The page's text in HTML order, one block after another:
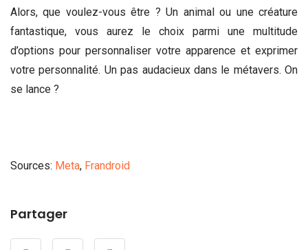
Alors, que voulez-vous être ? Un animal ou une créature
fantastique, vous aurez le choix parmi une multitude
d’options pour personnaliser votre apparence et exprimer
votre personnalité. Un pas audacieux dans le métavers. On
se lance ?
Sources: Meta, Frandroid
Partager